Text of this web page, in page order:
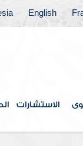
English
الاستشارات